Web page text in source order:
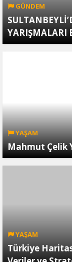
GÜNDEM
YARIŞMALARI
YAŞAM
Mahmut Çelik
YAŞAM
Türkiye